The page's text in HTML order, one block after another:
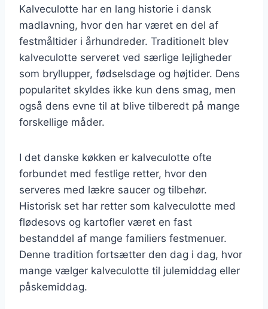
Kalveculotte har en lang historie i dansk
madlavning, hvor den har været en del af
festmåltider i århundreder. Traditionelt blev
kalveculotte serveret ved særlige lejligheder
som bryllupper, fødselsdage og højtider. Dens
popularitet skyldes ikke kun dens smag, men
også dens evne til at blive tilberedt på mange
forskellige måder.
I det danske køkken er kalveculotte ofte
forbundet med festlige retter, hvor den
serveres med lækre saucer og tilbehør.
Historisk set har retter som kalveculotte med
flødesovs og kartofler været en fast
bestanddel af mange familiers festmenuer.
Denne tradition fortsætter den dag i dag, hvor
mange vælger kalveculotte til julemiddag eller
påskemiddag.